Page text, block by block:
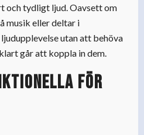
och tydligt ljud. Oavsett om
musik eller deltar i
utan att behöva
går att koppla in dem.
för